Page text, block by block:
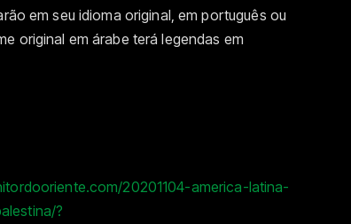
em seu idioma original, em português ou
original em árabe terá legendas em
20201104-america-latina-
?